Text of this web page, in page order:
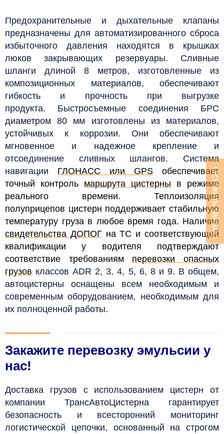
Предохранительные и дыхательные клапаны
предназначены для автоматизированного сброса
избыточного давления находятся в крышках
люков закрывающих резервуары. Сливные
шланги длиной 8 метров, изготовленные из
композиционных материалов, обеспечивают
гибкость и прочность при выгрузке
продукта. Быстросъемные соединения БРС
диаметром 80 мм изготовлены из материалов,
устойчивых к коррозии. Они обеспечивают
мгновенное и надежное крепление и
отсоединение сливных шлангов. Система
навигации ГЛОНАСС или GPS обеспечивает
точный контроль маршрута цистерны в режиме
реального времени. Теплоизоляция
полуприцепов цистерн поддерживает стабильную
температуру груза в любое время года. Наличие
свидетельства ДОПОГна ТС и соответствующей
квалификации у водителя подтверждают
соответствие требованиям перевозки опасных
грузов классов ADR 2, 3, 4, 5, 6, 8 и 9. В общем,
автоцистерны оснащены всем необходимым и
современным оборудованием, необходимым для
их полноценной работы.
Закажите перевозку эмульсии у
нас!
Доставка грузов с использованием цистерн от
компании ТрансАвтоЦистерна гарантирует
безопасность и всесторонний мониторинг
логистической цепочки, основанный на строгом
Оставить заявку